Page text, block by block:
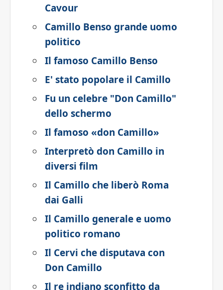
Cavour
Camillo Benso grande uomo
politico
Il famoso Camillo Benso
E' stato popolare il Camillo
Fu un celebre "Don Camillo"
dello schermo
Il famoso «don Camillo»
Interpretò don Camillo in
diversi film
Il Camillo che liberò Roma
dai Galli
Il Camillo generale e uomo
politico romano
Il Cervi che disputava con
Don Camillo
Il re indiano sconfitto da